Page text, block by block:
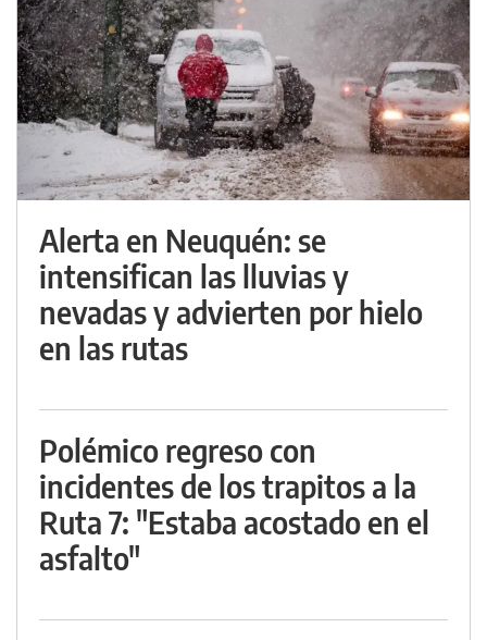
Alerta en Neuquén: se
intensifican las lluvias y
nevadas y advierten por hielo
en las rutas
Polémico regreso con
incidentes de los trapitos a la
Ruta 7: "Estaba acostado en el
asfalto"